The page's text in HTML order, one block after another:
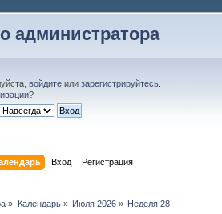
администратора
войдите илизарегистрируйтесь
?
Вход Регистрация
» Календарь» Июля 2026 » Неделя 28